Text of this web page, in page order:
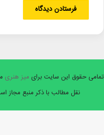
تمامی حقوق این سایت برای میز هنری
نقل مطالب با ذکر منبع مجاز